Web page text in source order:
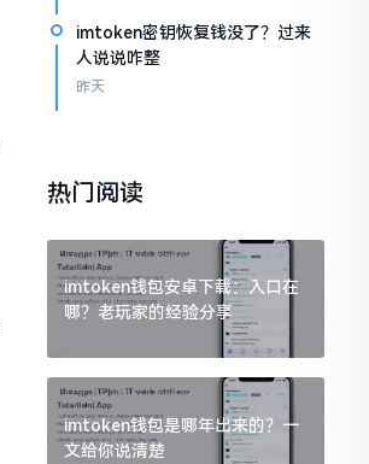
imtoken密钥恢复钱没了？过来
人说说咋整
昨天
热门阅读
imtoken钱包安卓下载：入口在
哪？老玩家的经验分享
imtoken钱包是哪年出来的？一
文给你说清楚